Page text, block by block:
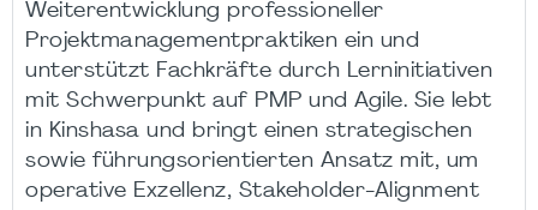
Weiterentwicklung professioneller
Projektmanagementpraktiken ein und
unterstützt Fachkräfte durch Lerninitiativen
mit Schwerpunkt auf PMP und Agile. Sie lebt
in Kinshasa und bringt einen strategischen
sowie führungsorientierten Ansatz mit, um
operative Exzellenz, Stakeholder-Alignment